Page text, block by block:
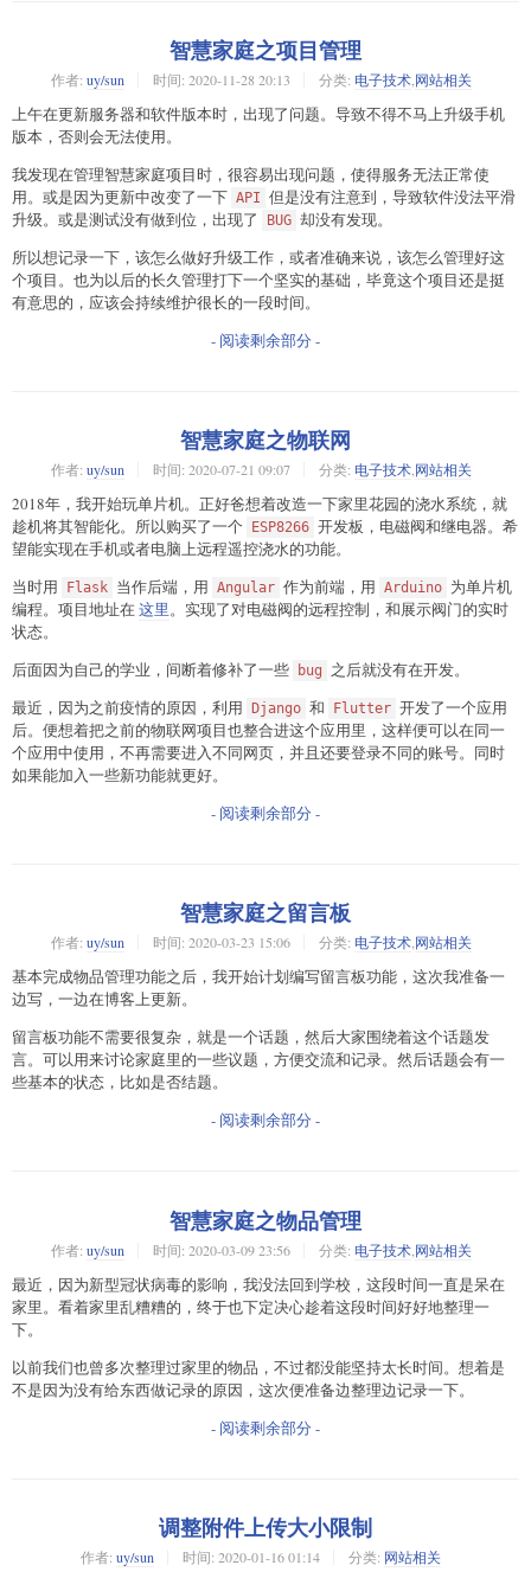
智慧家庭之项目管理
作者: uy/sun 时间: 2020-11-28 20:13 分类: 电子技术, 网站相关
上午在更新服务器和软件版本时，出现了问题。导致不得不马上升级手机
版本，否则会无法使用。
我发现在管理智慧家庭项目时，很容易出现问题，使得服务无法正常使
用。或是因为更新中改变了一下 API 但是没有注意到，导致软件没法平滑
升级。或是测试没有做到位，出现了
BUG 却没有发现。
所以想记录一下，该怎么做好升级工作，或者准确来说，该怎么管理好这
个项目。也为以后的长久管理打下一个坚实的基础，毕竟这个项目还是挺
有意思的，应该会持续维护很长的一段时间。
- 阅读剩余部分 -
智慧家庭之物联网
作者: uy/sun 时间: 2020-07-21 09:07 分类: 电子技术,网站相关
2018年，我开始玩单片机。正好爸想着改造一下家里花园的浇水系统，就
趁机将其智能化。所以购买了一个
ESP8266 开发板，电磁阀和继电器。希
望能实现在手机或者电脑上远程遥控浇水的功能。
当时用
Flask 当作后端，用 Angular 作为前端，用 Arduino 为单片机
编程。项目地址在这里。实现了对电磁阀的远程控制，和展示阀门的实时
状态。
后面因为自己的学业，间断着修补了一些
bug
之后就没有在开发。
最近，因为之前疫情的原因，利用
Django 和 Flutter 开发了一个应用
后。便想着把之前的物联网项目也整合进这个应用里，这样便可以在同一
个应用中使用，不再需要进入不同网页，并且还要登录不同的账号。同时
如果能加入一些新功能就更好。
- 阅读剩余部分 -
智慧家庭之留言板
作者: uy/sun 时间: 2020-03-23 15:06 分类: 电子技术,网站相关
基本完成物品管理功能之后，我开始计划编写留言板功能，这次我准备一
边写，一边在博客上更新。
留言板功能不需要很复杂，就是一个话题，然后大家围绕着这个话题发
言。可以用来讨论家庭里的一些议题，方便交流和记录。然后话题会有一
些基本的状态，比如是否结题。
- 阅读剩余部分 -
智慧家庭之物品管理
作者: uy/sun 时间: 2020-03-09 23:56 分类: 电子技术, 网站相关
最近，因为新型冠状病毒的影响，我没法回到学校，这段时间一直是呆在
家里。看着家里乱糟糟的，终于也下定决心趁着这段时间好好地整理一
下。
以前我们也曾多次整理过家里的物品，不过都没能坚持太长时间。想着是
不是因为没有给东西做记录的原因，这次便准备边整理边记录一下。
- 阅读剩余部分 -
调整附件上传大小限制
作者: uy/sun 时间: 2020-01-16 01:14 分类: 网站相关